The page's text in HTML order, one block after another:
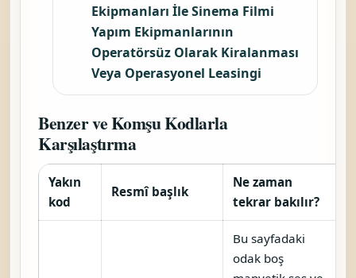
Ekipmanları İle Sinema Filmi
Yapım Ekipmanlarının
Operatörsüz Olarak Kiralanması
Veya Operasyonel Leasingi
Benzer ve Komşu Kodlarla
Karşılaştırma
Yakın
kod
Resmî başlık
Ne zaman
tekrar bakılır?
Bu sayfadaki
odak boş